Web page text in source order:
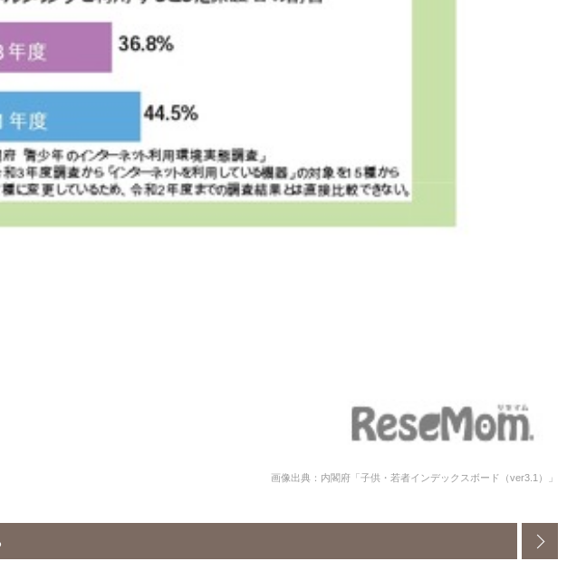
画像出典：内閣府「子供・若者インデックスボード（ver3.1）」